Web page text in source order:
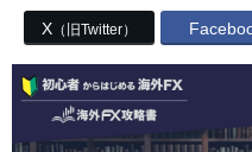
X （旧Twitter）